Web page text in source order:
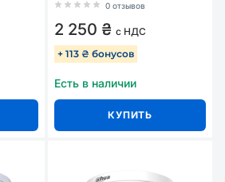
0 отзывов
2 250 ₴ с НДС
+ 113 ₴ бонусов
Есть в наличии
КУПИТЬ